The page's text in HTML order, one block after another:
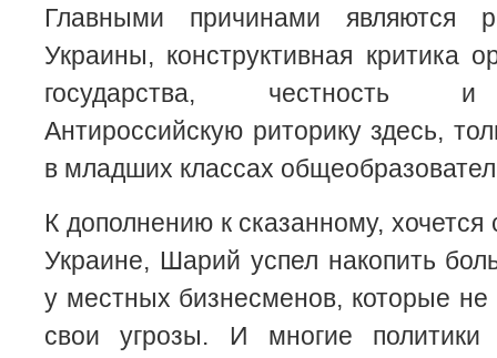
Главными причинами являются
Украины, конструктивная критика
государства, честность и
Антироссийскую риторику здесь,
в младших классах
К дополнению к сказанному,
Украине, Шарий успел накопить
у местных бизнесменов, которые
свои угрозы. И многие